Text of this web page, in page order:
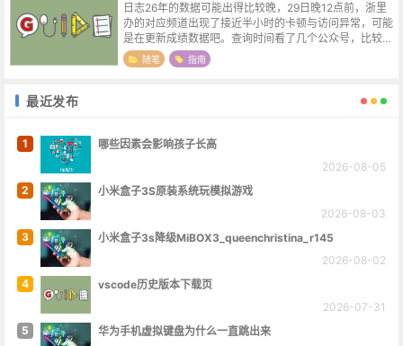
日志26年的数据可能出得比较晚，29日晚12点前，浙里
办的对应频道出现了接近半小时的卡顿与访问异常，可能
是在更新成绩数据吧。查询时间看了几个公众号，比较统
一的说法是30日下午2点，希望查分网站到时候能坚挺一
点。查分方式浙里办APP -...
随笔 指南
最近发布
1
哪些因素会影响孩子长高
2026-08-05
2
小米盒子3S原装系统玩模拟游戏
2026-08-03
3
小米盒子3s降级MiBOX3_queenchristina_r145
2026-08-02
4
vscode历史版本下载页
2026-07-31
5
华为手机虚拟键盘为什么一直跳出来